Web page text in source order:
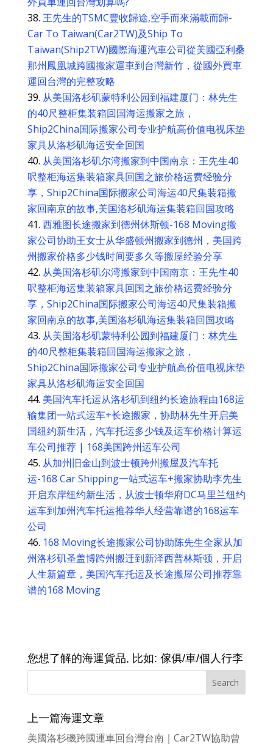
王先生的TSMC豐收歸途,空手而來滿載而歸-
Car To Taiwan(Car2TW)及Ship To
Taiwan(Ship2TW)國際海運汽車公司從美國亞利桑
那州鳳凰城跨國搬家運車到台灣新竹，從國外買車
運回台灣的完整攻略
从美国洛杉矶蒙特利公园到福建厦门：林先生
的40尺整柜集装箱回国海运搬家之旅，
Ship2China国际搬家公司专业护航高价值电视床垫
家具从洛杉矶海运安全回国
从美国洛杉矶尔湾搬家到中国南京：王先生40
呎整柜海运集装箱家具回国之旅价格运费经验分
享，Ship2China国际搬家公司海运40尺集装箱搬
家回南京的故事,美国洛杉矶海运集装箱回国攻略
西雅图长途搬家到德州休斯顿-168 Moving搬
家公司协助王女士从华盛顿州搬家到德州，美国跨
州搬家价格多少钱时间要多久等搬屋经验分享
从美国洛杉矶尔湾搬家到中国南京：王先生40
呎整柜海运集装箱家具回国之旅价格运费经验分
享，Ship2China国际搬家公司海运40尺集装箱搬
家回南京的故事,美国洛杉矶海运集装箱回国攻略
从美国洛杉矶蒙特利公园到福建厦门：林先生
的40尺整柜集装箱回国海运搬家之旅，
Ship2China国际搬家公司专业护航高价值电视床垫
家具从洛杉矶海运安全回国
美国汽车托运从洛杉矶到纽约长途旅程由168运
输集团一站式运车+长途搬家，协助林先生开启美
国纽约新生活，汽车托运多少钱及运车价格计算运
车公司推荐 | 168美国跨州运车公司
从加州旧金山到波士顿跨州搬屋及汽车托
运-168 Car Shipping一站式运车+搬家协助李先生
开启东岸纽约新生活，从波士顿华府DC马里兰纽约
运车到加州汽车托运推荐华人经营靠谱的168运车
公司
168 Moving长途搬家公司协助陈先生全家从加
州洛杉矶圣盖博跨州搬迁到新泽西普林斯顿，开启
人生新篇章，美国汽车托运及长途搬屋公司推荐靠
谱的168 Moving
您想了解的海運貨品, 比如: 傢俱/車/個人行李
上一篇海運文章
美國洛杉磯跨國運車回台灣台南｜Car2TW協助曾